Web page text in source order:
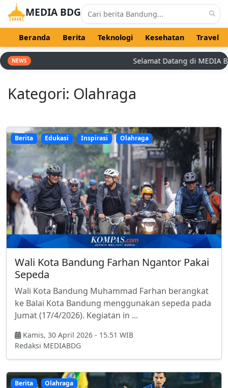
MEDIA BDG
Beranda Berita Teknologi Kesehatan Travel
NEWS Selamat Datang di MEDIA
Kategori: Olahraga
Berita Edukasi Inspirasi Olahraga
Wali Kota Bandung Farhan Ngantor Pakai
Sepeda
Wali Kota Bandung Muhammad Farhan berangkat
ke Balai Kota Bandung menggunakan sepeda pada
Jumat (17/4/2026). Kegiatan in ...
Kamis, 30 April 2026 - 15.51 WIB
Redaksi MEDIABDG
Berita Olahraga